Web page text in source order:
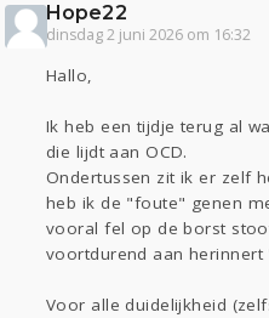
Actueel
Zwanger
Psyche
Sport
Contact
Gevraagd
Horen
Hope22
dinsdag 2 juni 2026 om 16:32
Hallo,
Ik heb een tijdje terug al
die lijdt aan OCD.
Ondertussen zit ik er zelf
heb ik de "foute" genen
vooral fel op de borst
voortdurend aan
Voor alle duidelijkheid